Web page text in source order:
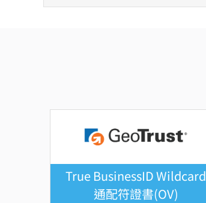
True BusinessID Wildcard
通配符證書(OV)